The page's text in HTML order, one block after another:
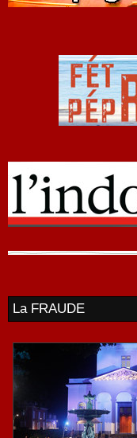
La FRAUDE